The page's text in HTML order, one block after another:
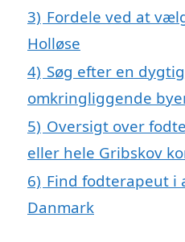
3) Fordele ved at
Holløse
4) Søg efter en
omkringliggende
5) Oversigt over
eller hele Gribskov
6) Find fodterapeut i
Danmark